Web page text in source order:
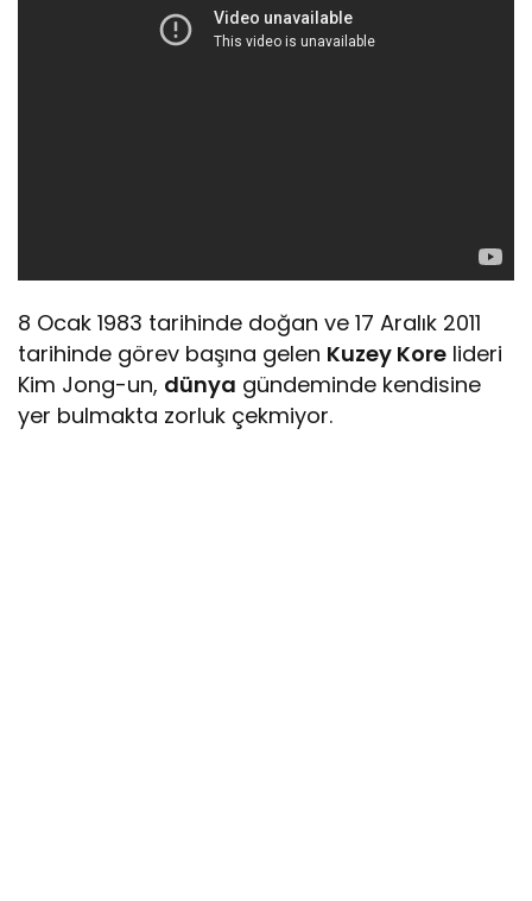
8 Ocak 1983 tarihinde doğan ve 17 Aralık 2011
tarihinde görev başına gelen Kuzey Kore lideri
Kim Jong-un, dünya gündeminde kendisine
yer bulmakta zorluk çekmiyor.